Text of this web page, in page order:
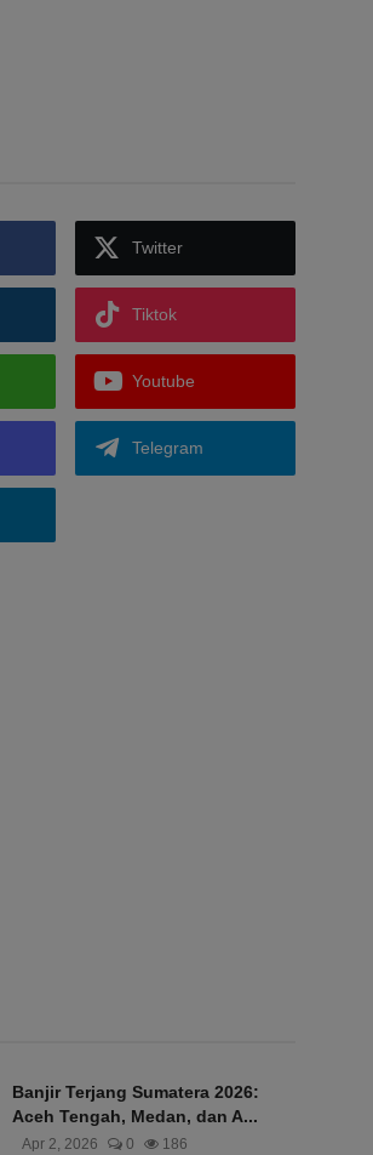
Twitter
Tiktok
Youtube
Telegram
Banjir Terjang Sumatera 2026:
Aceh Tengah, Medan, dan A...
Apr 2, 2026 0 186